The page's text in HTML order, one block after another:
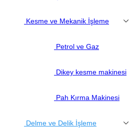
Kesme ve Mekanik İşleme
Petrol ve Gaz
Dikey kesme makinesi
Pah Kırma Makinesi
Delme ve Delik İşleme